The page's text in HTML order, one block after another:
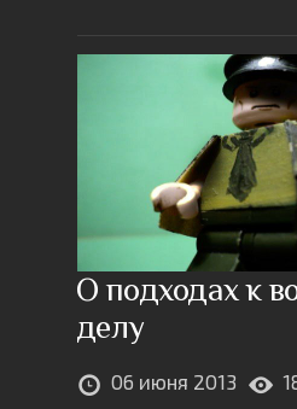
О подходах к
делу
06 июня 2013